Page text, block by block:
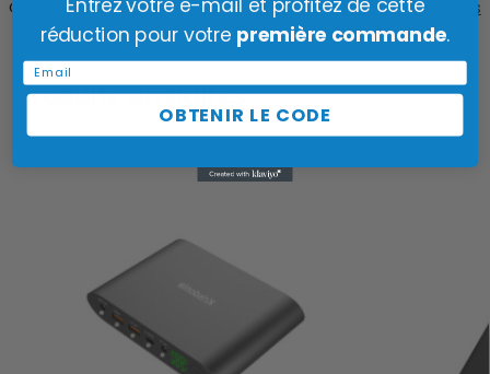
Catégories : Batteries Externes USB-C,Batteries Externes
20000mAh,Batteries Externes Charge Rapide
Produits similaires
Entrez votre e-mail et profitez de cette
réduction pour votre première commande.
Email
OBTENIR LE CODE